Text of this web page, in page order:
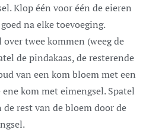
Klop één voor één de eieren
na elke toevoeging.
twee kommen (weeg de
de pindakaas, de resterende
van een kom bloem met een
kom met eimengsel. Spatel
rest van de bloem door de